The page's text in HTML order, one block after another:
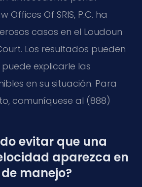
Offices Of SRIS, P.C. ha
casos en el Loudoun
. Los resultados pueden
explicarle las
en su situación. Para
comuníquese al (888)
evitar que una
aparezca en
manejo?